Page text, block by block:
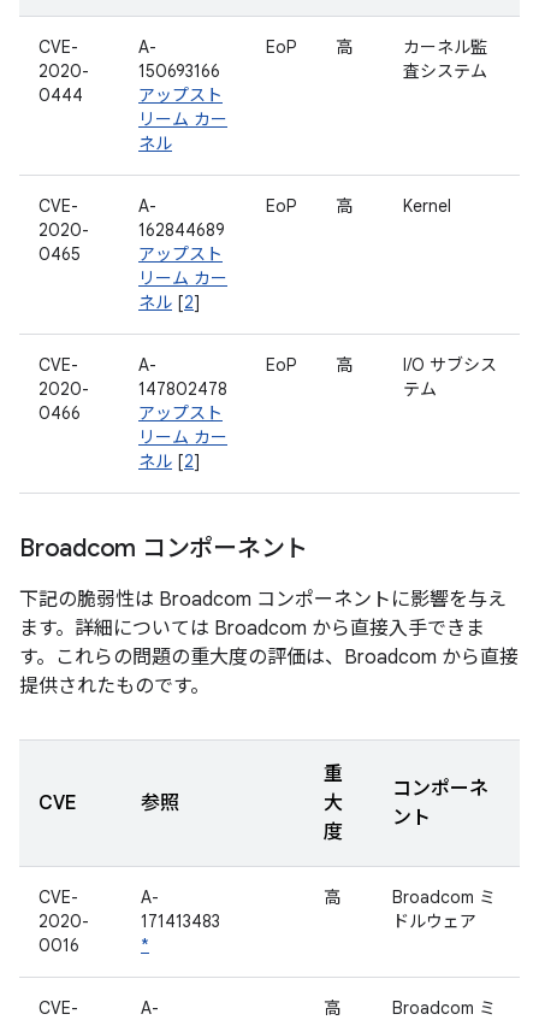
CVE-
2020-
0444
A-
150693166
アップスト
リーム カー
ネル
EoP 高
カーネル監
査システム
CVE-
2020-
0465
A-
162844689
アップスト
リーム カー
ネル [2]
EoP 高 Kernel
CVE-
2020-
0466
A-
147802478
アップスト
リーム カー
ネル [2]
EoP 高
I/O サブシス
テム
Broadcom コンポーネント
下記の脆弱性は Broadcom コンポーネントに影響を与え
ます。詳細については Broadcom から直接入手できま
す。これらの問題の重大度の評価は、Broadcom から直接
提供されたものです。
CVE 参照
重
大
度
コンポーネ
ント
CVE-
2020-
0016
A-
171413483
*
高
Broadcom ミ
ドルウェア
CVE-
A-
高
Broadcom ミ